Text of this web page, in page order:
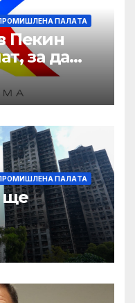
ПАЛAТА
Пекин
за да
на
ПАЛAТА
ще
Fuk